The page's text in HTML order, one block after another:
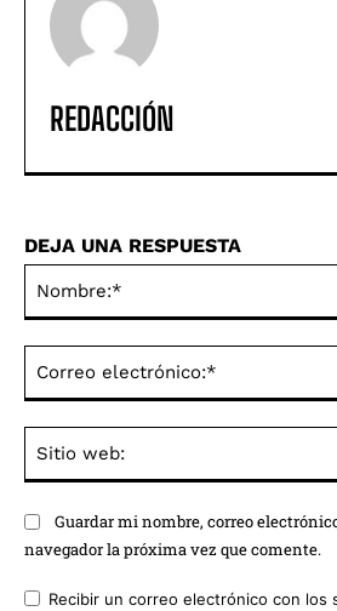
REDACCIÓN
DEJA UNA RESPUESTA
Guardar mi nombre, correo
navegador la próxima vez que comente.
Recibir un correo electrónico con los